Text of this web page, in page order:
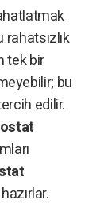
tek bir
bu
edilir.